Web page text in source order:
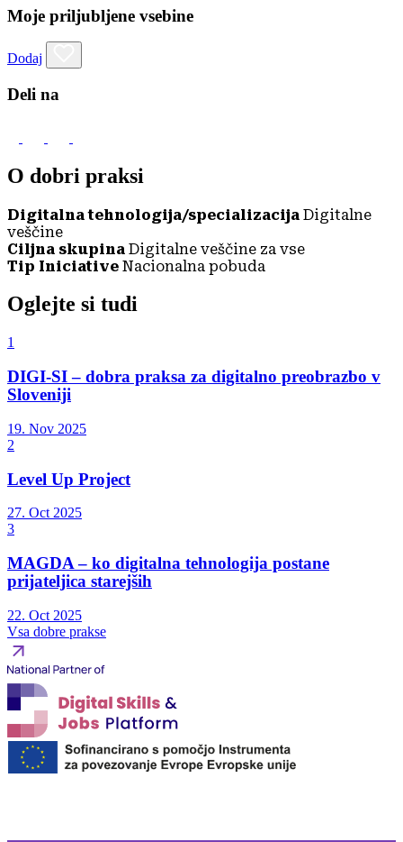
Moje priljubljene vsebine
Dodaj
Deli na
O dobri praksi
Digitalna tehnologija/specializacija Digitalne
veščine
Ciljna skupina Digitalne veščine za vse
Tip Iniciative Nacionalna pobuda
Oglejte si tudi
1
DIGI-SI – dobra praksa za digitalno preobrazbo v
Sloveniji
19. Nov 2025
2
Level Up Project
27. Oct 2025
3
MAGDA – ko digitalna tehnologija postane
prijateljica starejših
22. Oct 2025
Vsa dobre prakse